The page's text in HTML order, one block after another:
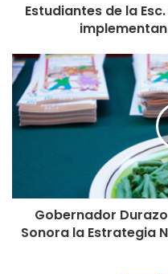
Estudiantes de la
Gobernador
Sonora la Estrategia